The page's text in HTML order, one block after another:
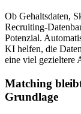
Ob Gehaltsdaten,
Recruiting-
Potenzial.
KI helfen, die
eine viel gezieltere
Matching
Grundlage